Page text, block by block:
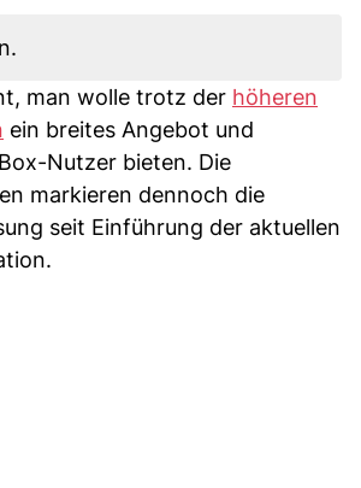
man wolle trotz der höheren
ein breites Angebot und
Nutzer bieten. Die
markieren dennoch die
seit Einführung der aktuellen